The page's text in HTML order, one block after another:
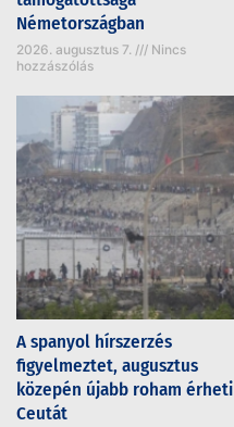
Németországban
2026. augusztus 7.
Nincs
hozzászólás
A spanyol hírszerzés
figyelmeztet, augusztus
közepén újabb roham érheti
Ceutát